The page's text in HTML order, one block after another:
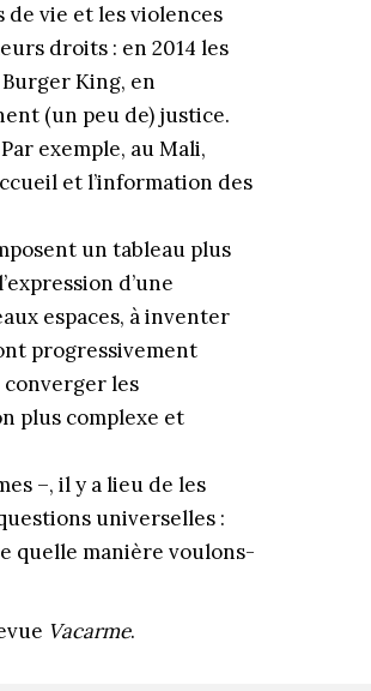
vie et les violences
droits : en 2014 les
King, en
(un peu de) justice.
exemple, au Mali,
et l’information des
un tableau plus
d’une
espaces, à inventer
progressivement
converger les
plus complexe et
–, il y a lieu de les
universelles :
quelle manière voulons-
Vacarme.